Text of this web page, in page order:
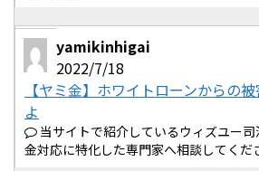
yamikinhigai
2022/7/18
【ヤミ金】ホワイトローンからの
よ
当サイトで紹介しているウィズユー
金対応に特化した専門家へ相談してくだ